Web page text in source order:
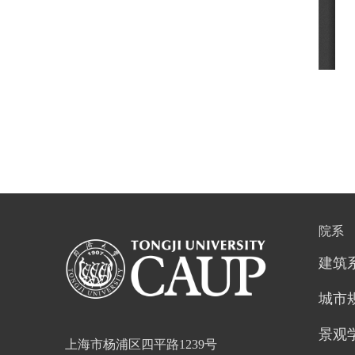
上海市杨浦区四平路1239号
院系
建筑
城市
景观